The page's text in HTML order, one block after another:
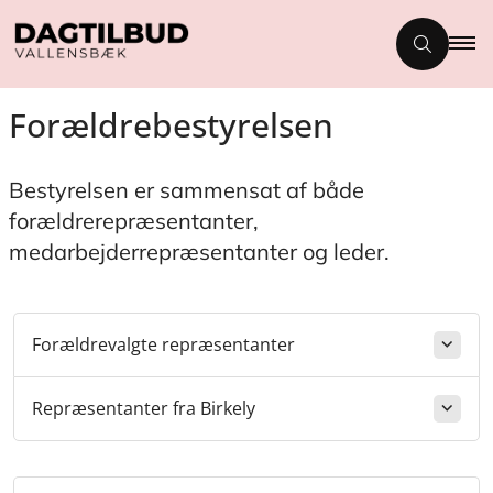
Forældrebestyrelsen
Bestyrelsen er sammensat af både
forældrerepræsentanter,
medarbejderrepræsentanter og leder.
Forældrevalgte repræsentanter
Repræsentanter fra Birkely